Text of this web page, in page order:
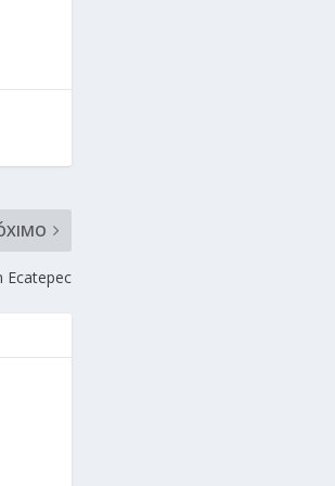
Ecatepec